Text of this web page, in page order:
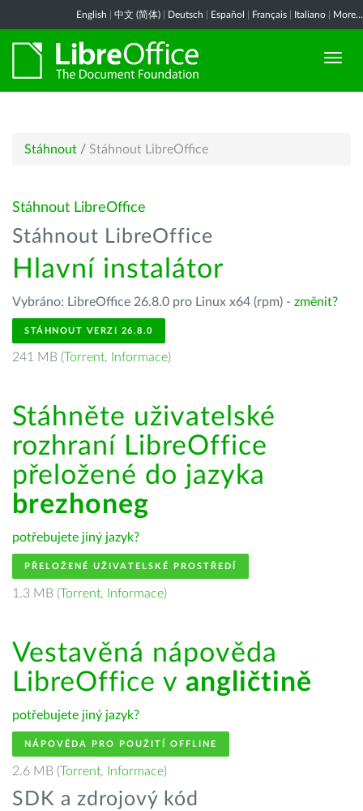
English 中文 (简体) Deutsch Español Français Italiano More...
Stáhnout / Stáhnout LibreOffice
Stáhnout LibreOffice
Stáhnout LibreOffice
Hlavní instalátor
Vybráno: LibreOffice 26.8.0 pro Linux x64 (rpm) - změnit?
STÁHNOUT VERZI 26.8.0
241 MB (Torrent, Informace)
Stáhněte uživatelské
rozhraní LibreOffice
přeložené do jazyka
brezhoneg
potřebujete jiný jazyk?
PŘELOŽENÉ UŽIVATELSKÉ PROSTŘEDÍ
1.3 MB (Torrent, Informace)
Vestavěná nápověda
LibreOffice v angličtině
potřebujete jiný jazyk?
NÁPOVĚDA PRO POUŽITÍ OFFLINE
2.6 MB (Torrent, Informace)
SDK a zdrojový kód